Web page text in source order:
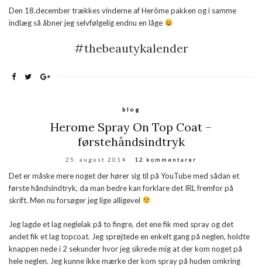
Den 18.december trækkes vinderne af Herôme pakken og i samme
indlæg så åbner jeg selvfølgelig endnu en låge
#thebeautykalender
blog
Herome Spray On Top Coat –
førstehåndsindtryk
25. august 2014 12 kommentarer
Det er måske mere noget der hører sig til på YouTube med sådan et
første håndsindtryk, da man bedre kan forklare det IRL fremfor på
skrift. Men nu forsøger jeg lige alligevel
Jeg lagde et lag neglelak på to fingre, det ene fik med spray og det
andet fik et lag topcoat. Jeg sprøjtede en enkelt gang på neglen, holdte
knappen nede i 2 sekunder hvor jeg sikrede mig at der kom noget på
hele neglen. Jeg kunne ikke mærke der kom spray på huden omkring